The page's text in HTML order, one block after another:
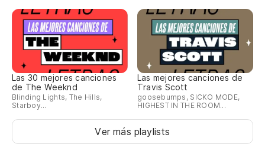
Las 30 mejores canciones
de The Weeknd
Blinding Lights, The Hills,
Starboy...
Las mejores canciones de
Travis Scott
goosebumps, SICKO MODE,
HIGHEST IN THE ROOM...
Ver más playlists